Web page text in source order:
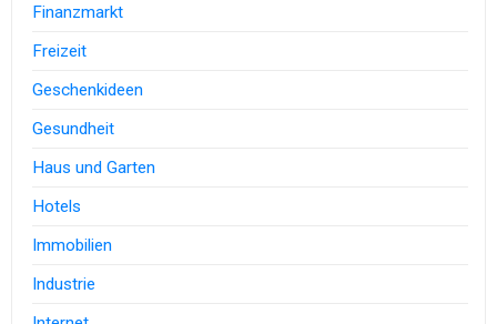
Finanzmarkt
Freizeit
Geschenkideen
Gesundheit
Haus und Garten
Hotels
Immobilien
Industrie